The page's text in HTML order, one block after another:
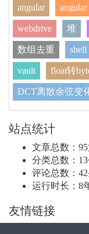
angular angular
webdrive 堆
数组去重 shell
vault float转
DCT离散余弦变
站点统计
文章总数：
分类总数：
评论总数：
运行时长：8
友情链接